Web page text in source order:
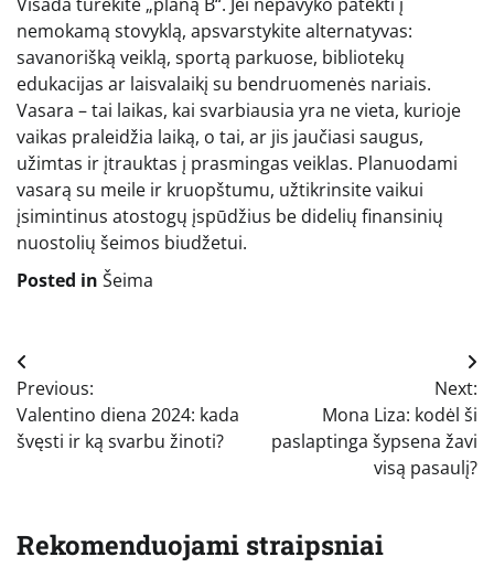
nemokamą stovyklą, apsvarstykite alternatyvas:
savanorišką veiklą, sportą parkuose, bibliotekų
edukacijas ar laisvalaikį su bendruomenės nariais.
Vasara – tai laikas, kai svarbiausia yra ne vieta, kurioje
vaikas praleidžia laiką, o tai, ar jis jaučiasi saugus,
užimtas ir įtrauktas į prasmingas veiklas. Planuodami
vasarą su meile ir kruopštumu, užtikrinsite vaikui
įsimintinus atostogų įspūdžius be didelių finansinių
nuostolių šeimos biudžetui.
Posted in Šeima
Navigacija
tarp
įrašų
Previous:
Valentino diena 2024: kada
švęsti ir ką svarbu žinoti?
Next:
Mona Liza: kodėl ši
paslaptinga šypsena žavi
visą pasaulį?
Rekomenduojami straipsniai